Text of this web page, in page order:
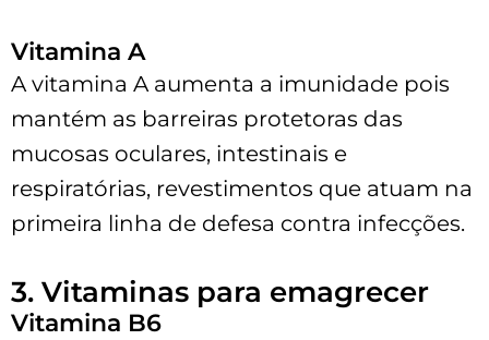
Vitamina A
A vitamina A aumenta a imunidade pois
mantém as barreiras protetoras das
mucosas oculares, intestinais e
respiratórias, revestimentos que atuam na
primeira linha de defesa contra infecções.
3. Vitaminas para emagrecer
Vitamina B6